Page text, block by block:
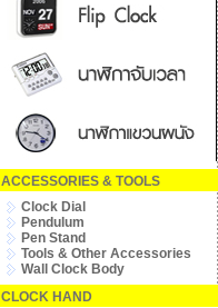
ACCESSORIES & TOOLS
Clock Dial
Pendulum
Pen Stand
Tools & Other Accessories
Wall Clock Body
CLOCK HAND